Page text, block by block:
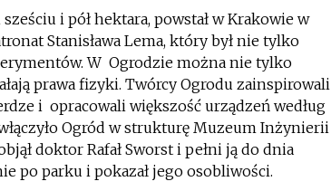
i pół hektara, powstał w Krakowie w
Stanisława Lema, który był nie tylko
W Ogrodzie można nie tylko
prawa fizyki. Twórcy Ogrodu zainspirowali
i opracowali większość urządzeń według
Ogród w strukturę Muzeum Inżynierii
doktor Rafał Sworst i pełni ją do dnia
po parku i pokazał jego osobliwości.